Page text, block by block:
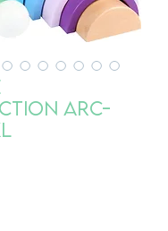
Arc-